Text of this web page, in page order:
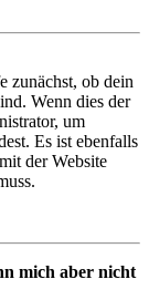
zunächst, ob dein
Wenn dies der
um
Es ist ebenfalls
der Website
mich aber nicht